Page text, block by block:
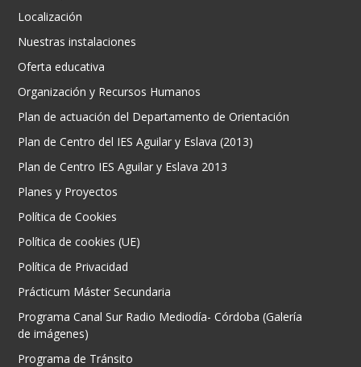
Localización
Nuestras instalaciones
Oferta educativa
Organización y Recursos Humanos
Plan de actuación del Departamento de Orientación
Plan de Centro del IES Aguilar y Eslava (2013)
Plan de Centro IES Aguilar y Eslava 2013
Planes y Proyectos
Política de Cookies
Política de cookies (UE)
Política de Privacidad
Prácticum Máster Secundaria
Programa Canal Sur Radio Mediodía- Córdoba (Galería
de imágenes)
Programa de Tránsito